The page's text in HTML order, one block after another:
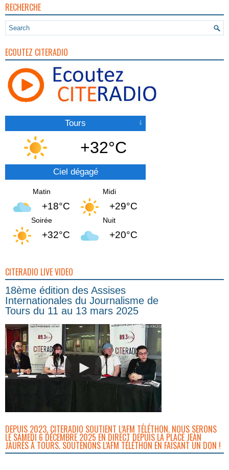
RECHERCHE
ECOUTEZ CITERADIO
Tours
+32°C
Ciel dégagé
Matin
+18°C
Midi
+29°C
Soirée
+32°C
Nuit
+20°C
CITERADIO LIVE VIDEO
18ème édition des Assises
Internationales du Journalisme de
Tours du 11 au 13 mars 2025
DEPUIS 2023, CITERADIO SOUTIENT L’AFM TÉLÉTHON. NOUS SERONS
LE SAMEDI 6 DÉCEMBRE 2025 EN DIRECT DEPUIS LA PLACE JEAN
JAURÈS À TOURS. SOUTENONS L’AFM TÉLÉTHON EN FAISANT UN DON !